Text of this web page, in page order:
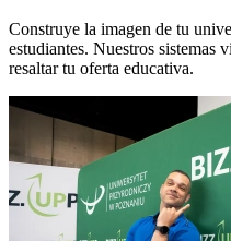
Construye la imagen de tu
estudiantes. Nuestros sistemas
resaltar tu oferta educativa.